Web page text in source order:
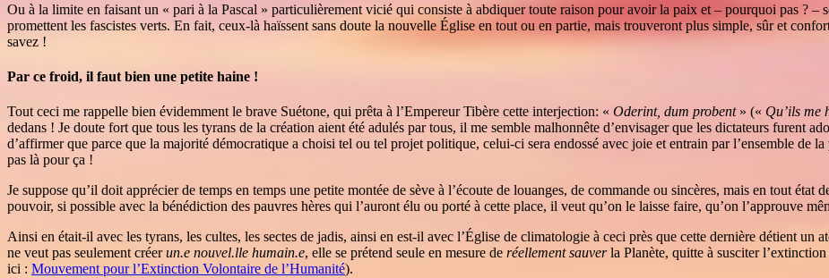
Ou à la limite en faisant un « pari à la Pascal » particulièrement vicié qui consiste à abdiquer toute raison pour avoir la paix et – pourquoi pas ? –
promettent les fascistes verts. En fait, ceux-là haïssent sans doute la nouvelle Église en tout ou en partie, mais trouveront plus simple, sûr et
savez !
Par ce froid, il faut bien une petite haine !
Tout ceci me rappelle bien évidemment le brave Suétone, qui prêta à l’Empereur Tibère cette interjection: « Oderint, dum probent» (« Qu’ils me
dedans ! Je doute fort que tous les tyrans de la création aient été adulés par tous, il me semble malhonnête d’envisager que les dictateurs furent
d’affirmer que parce que la majorité démocratique a choisi tel ou tel projet politique, celui-ci sera endossé avec joie et entrain par l’ensemble de
pas là pour ça !
Je suppose qu’il doit apprécier de temps en temps une petite montée de sève à l’écoute de louanges, de commande ou sincères, mais en tout état
pouvoir, si possible avec la bénédiction des pauvres hères qui l’auront élu ou porté à cette place, il veut qu’on le laisse faire, qu’on l’approuve
Ainsi en était-il avec les tyrans, les cultes, les sectes de jadis, ainsi en est-il avec l’Église de climatologie à ceci près que cette dernière détient un
ne veut pas seulement créerun.e nouvel.lle humain.e, elle se prétend seule en mesure de réellement sauverla Planète, quitte à susciter
ici : Mouvement pour l’Extinction Volontaire de l’Humanité).